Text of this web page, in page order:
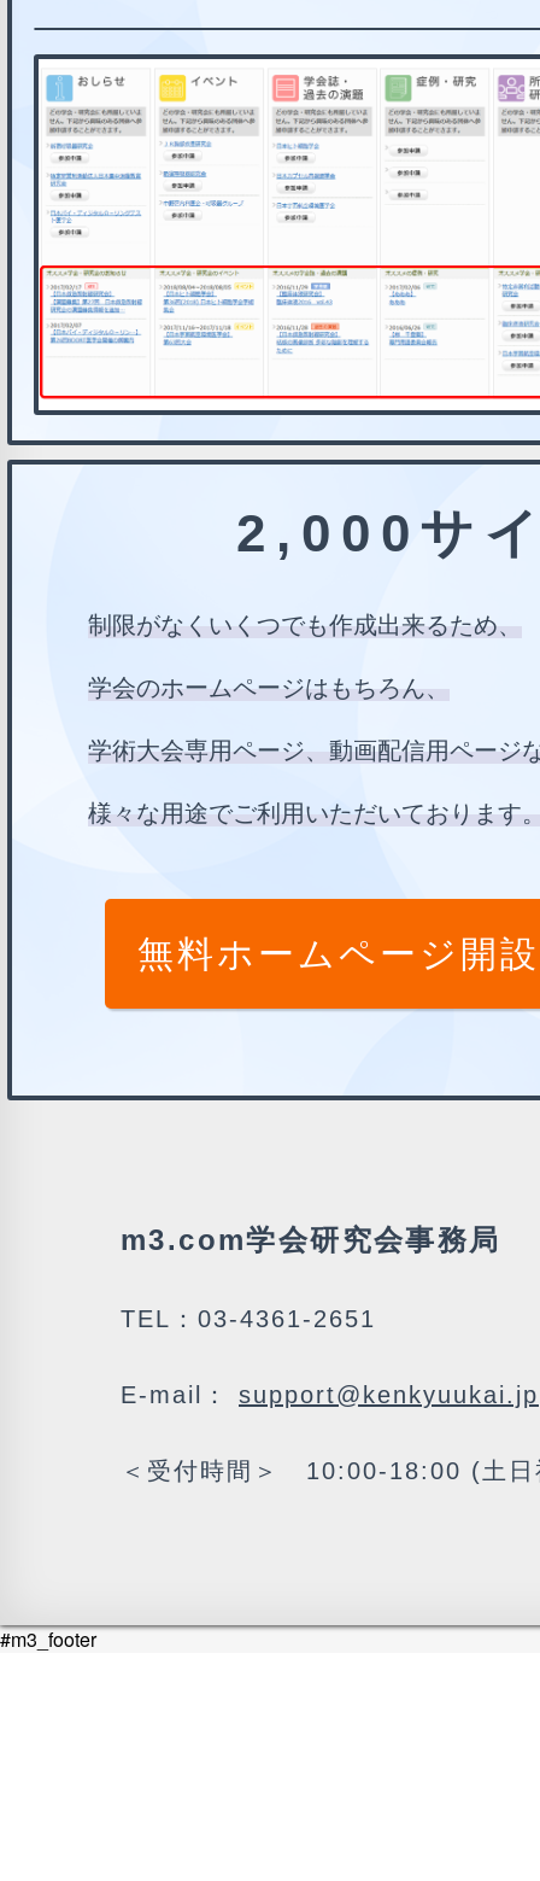
2,000サ
制限がなくいくつでも作成出来るため、
学会のホームページはもちろん、
学術大会専用ページ、動画配信用ページ
様々な用途でご利用いただいております
無料ホームページ開設
m3.com学会研究会事務局
TEL：03-4361-2651
E-mail： support@kenkyuukai.jp
＜受付時間＞ 10:00-18:00 (土日
#m3_footer